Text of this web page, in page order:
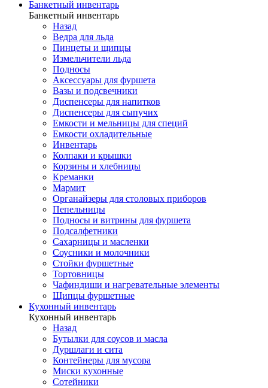
Банкетный инвентарь
Банкетный инвентарь
Назад
Ведра для льда
Пинцеты и щипцы
Измельчители льда
Подносы
Аксессуары для фуршета
Вазы и подсвечники
Диспенсеры для напитков
Диспенсеры для сыпучих
Емкости и мельницы для специй
Емкости охладительные
Инвентарь
Колпаки и крышки
Корзины и хлебницы
Креманки
Мармит
Органайзеры для столовых приборов
Пепельницы
Подносы и витрины для фуршета
Подсалфетники
Сахарницы и масленки
Соусники и молочники
Стойки фуршетные
Тортовницы
Чафиндиши и нагревательные элементы
Щипцы фуршетные
Кухонный инвентарь
Кухонный инвентарь
Назад
Бутылки для соусов и масла
Дуршлаги и сита
Контейнеры для мусора
Миски кухонные
Сотейники